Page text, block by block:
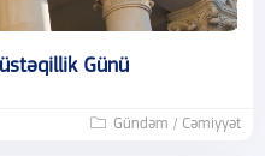
Günü
Gündəm / Cəmiyyət